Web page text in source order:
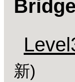
新)